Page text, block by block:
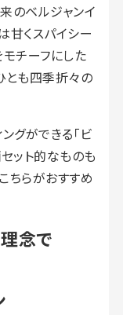
のベルジャンイ
甘くスパイシー
モチーフにした
とも四季折々の
グができる「ビ
ット的なものも
ちらがおすすめ
念で